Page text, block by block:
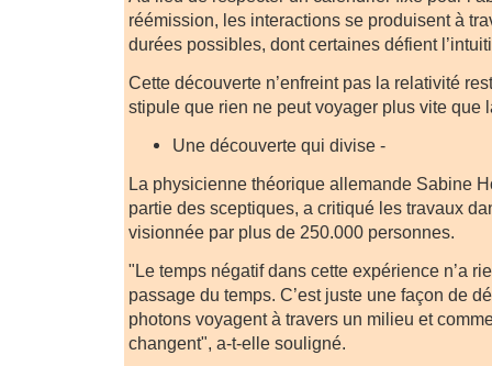
réémission, les interactions se produisent à
durées possibles, dont certaines défient
Cette découverte n’enfreint pas la relativité
stipule que rien ne peut voyager plus vite que
Une découverte qui divise -
La physicienne théorique allemande Sabine
partie des sceptiques, a critiqué les travaux
visionnée par plus de 250.000 personnes.
"Le temps négatif dans cette expérience n’a
passage du temps. C’est juste une façon de
photons voyagent à travers un milieu et
changent", a-t-elle souligné.